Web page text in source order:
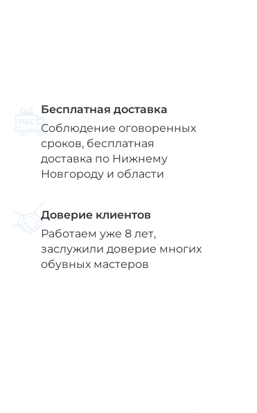
Бесплатная доставка
Соблюдение оговоренных
сроков, бесплатная
доставка по Нижнему
Новгороду и области
Доверие клиентов
Работаем уже 8 лет,
заслужили доверие многих
обувных мастеров